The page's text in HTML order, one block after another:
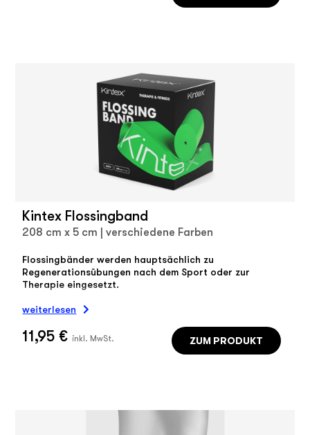
Kintex Flossingband
208 cm x 5 cm | verschiedene Farben
Flossingbänder werden hauptsächlich zu
Regenerationsübungen nach dem Sport oder zur
Therapie eingesetzt.
weiterlesen
11,95 € inkl. MwSt. ZUM PRODUKT